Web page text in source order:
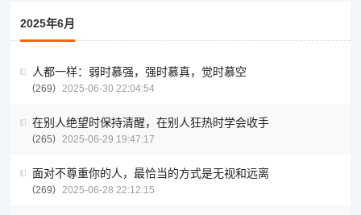
2025年6月
人都一样：弱时慕强，强时慕真，觉时慕空
269 2025-06-30 22:04:54
在别人绝望时保持清醒，在别人狂热时学会收手
265 2025-06-29 19:47:17
面对不尊重你的人，最恰当的方式是无视和远离
269 2025-06-28 22:12:15